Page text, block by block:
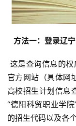
方法一：登录辽
官方网站（具体网
高校招生计划信息
“德阳科贸职业学
的招生代码以及各